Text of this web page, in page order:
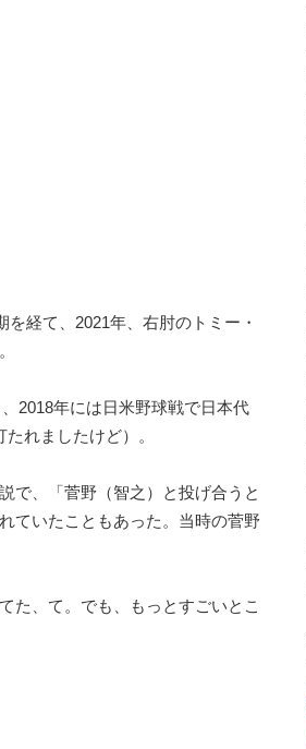
経て、2021年、右肘のトミー・
2018年には日米野球戦で日本代
れましたけど）。
で、「菅野（智之）と投げ合うと
ていたこともあった。当時の菅野
た、て。でも、もっとすごいとこ